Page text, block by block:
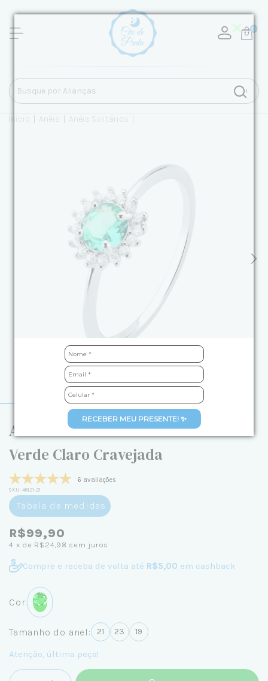
RECEBER MEU PRESENTE! ✨
0
Início Anéis Anéis Solitários
Anel de Prata Zircônia Redonda
Verde Claro Cravejada
6 avaliações
SKU: 46121-21
Tabela de medidas
R$99,90
4 x de R$24,98 sem juros
Compre e receba de volta até R$5,00 em cashback
Cor:
Tamanho do anel: 21 23 19
Atenção, última peça!